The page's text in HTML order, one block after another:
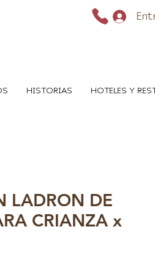
HISTORIAS HOTELES Y
LADRON DE
CRIANZA x